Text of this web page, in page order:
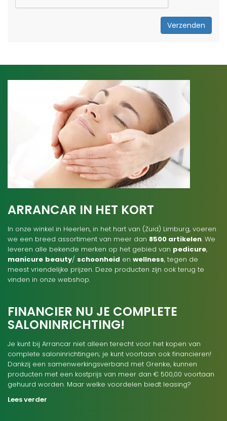
Verzenden
ARRANCAR IN HET KORT
In onze winkel in Heerlen, in het hart van (Zuid) Limburg, voeren
we een breed assortiment van meer dan 8500 artikelen. We
leveren alle bekende merken op het gebied van pedicure,
manicure beauty/ schoonheid en wellness, tegen de
meest vriendelijke prijzen. Deze producten zijn ook terug te
vinden in onze webshop.
FINANCIER NU JE COMPLETE
SALONINRICHTING!
Je kunt bij Arrancar niet alleen terecht voor het kopen van
complete saloninrichtingen; je kunt voortaan ook financieren!
Dankzij een samenwerkingsverband met Grenke, kunnen
producten met een kostprijs van meer dan € 500,00 voortaan
gehuurd worden. Maar welke voordelen biedt leasing?
Lees verder